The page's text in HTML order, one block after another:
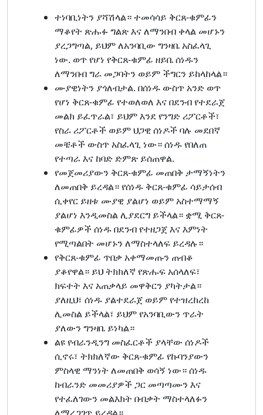
ተነባቢነትን ያሻሽላል። ተመሳሳይ ቅርጸ-ቁምፊን
ማቆየት ጽሑፉ ግልጽ እና ለማንበብ ቀላል መሆኑን
ያረጋግጣል, ይህም ለአንባቢው ግንዛቤ አስፈላጊ
ነው. ወጥ የሆነ የቅርጸ-ቁምፊ ዘይቤ ሰነዱን
ለማንበብ ግራ መጋባትን ወይም ችግርን ይከላከላል።
ሙያዊነትን ያጎለብታል. በሰነዱ ውስጥ አንድ ወጥ
የሆነ ቅርጸ-ቁምፊ የተወለወለ እና በደንብ የተደራጀ
መልክ ይፈጥራል፣ ይህም እንደ የንግድ ሪፖርቶች፣
የስራ ሪፖርቶች ወይም ህጋዊ ሰነዶች ባሉ መደበኛ
መቼቶች ውስጥ አስፈላጊ ነው። ሰነዱ የበለጠ
የተጣራ እና ከባድ ድምጽ ይሰጠዋል.
የመጀመሪያውን ቅርጸ-ቁምፊ መጠበቅ ታማኝነትን
ለመጠበቅ ይረዳል። የሰነዱ ቅርጸ-ቁምፊ ሳይታሰብ
ሲቀየር ይዘቱ ሙያዊ ያልሆነ ወይም አስተማማኝ
ያልሆነ እንዲመስል ሊያደርግ ይችላል። ቋሚ ቅርጸ-
ቁምፊዎች ሰነዱ በደንብ የተዘጋጀ እና እምነት
የሚጣልበት መሆኑን ለማስተላለፍ ይረዳሉ።
የቅርጸ-ቁምፊ ጥበቃ አቀማመጡን ጠብቆ
ያቆየዋል። ይህ ትክክለኛ የጽሑፍ አሰላለፍ፣
ክፍተት እና አጠቃላይ መዋቅርን ያካትታል።
ያለዚህ፣ ሰነዱ ያልተደራጀ ወይም የተዝረከረከ
ሊመስል ይችላል፣ ይህም የአንባቢውን ጥራት
ያለውን ግንዛቤ ይነካል።
ልዩ የብራንዲንግ መስፈርቶች ያላቸው ሰነዶች
ሲኖሩ፣ ትክክለኛው ቅርጸ-ቁምፊ የኩባንያውን
ምስላዊ ማንነት ለመጠበቅ ወሳኝ ነው። ሰነዱ
ከብራንድ መመሪያዎች ጋር መጣጣሙን እና
የተፈለገውን መልእክት በብቃት ማስተላለፉን